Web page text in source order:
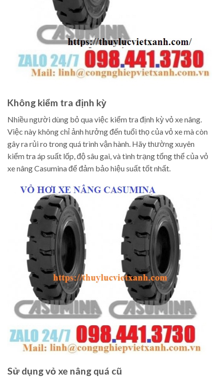
Không kiểm tra định kỳ
Nhiều người dùng bỏ qua việc kiểm tra định kỳ vỏ xe nâng.
Việc này không chỉ ảnh hưởng đến tuổi thọ của vỏ xe mà còn
gây ra rủi ro trong quá trình vận hành. Hãy thường xuyên
kiểm tra áp suất lốp, độ sâu gai, và tình trạng tổng thể của vỏ
xe nâng Casumina để đảm bảo hiệu suất tốt nhất.
Sử dụng vỏ xe nâng quá cũ